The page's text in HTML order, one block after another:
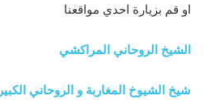
او قم بزيارة احدي مواقعنا
الشيخ الروحاني المراكشي
شيخ الشيوخ المغاربة و الروحاني الكبير